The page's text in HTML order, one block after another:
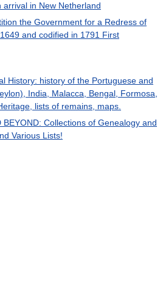
in New Netherland
the Government for a Redress of
and codified in 1791 First
History: history of the Portuguese and
India, Malacca, Bengal, Formosa,
lists of remains, maps.
BEYOND: Collections of Genealogy and
Various Lists!